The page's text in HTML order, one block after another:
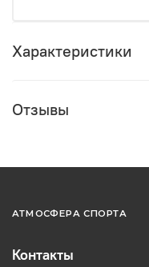
Характеристики
Отзывы
АТМОСФЕРА СПОРТА
Контакты